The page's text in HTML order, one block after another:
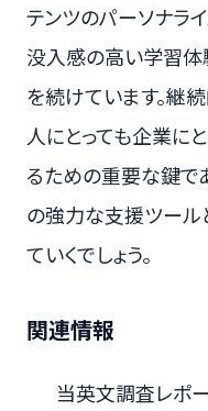
テンツのパーソナラ
没入感の高い学習体
を続けています。継
人にとっても企業に
るための重要な鍵で
の強力な支援ツール
ていくでしょう。
関連情報
当英文調査レポ